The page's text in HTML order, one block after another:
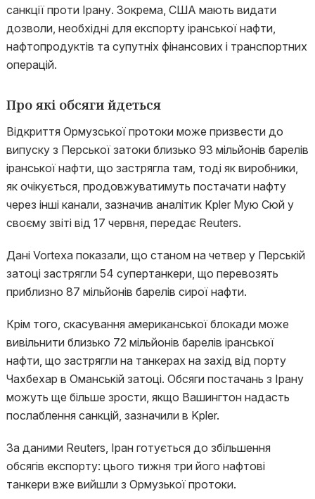
санкції проти Ірану. Зокрема, США мають видати
дозволи, необхідні для експорту іранської нафти,
нафтопродуктів та супутніх фінансових і транспортних
операцій.
Про які обсяги йдеться
Відкриття Ормузської протоки може призвести до
випуску з Перської затоки близько 93 мільйонів барелів
іранської нафти, що застрягла там, тоді як виробники,
як очікується, продовжуватимуть постачати нафту
через інші канали, зазначив аналітик Kpler Мую Сюй у
своєму звіті від 17 червня, передає Reuters.
Дані Vortexa показали, що станом на четвер у Перській
затоці застрягли 54 супертанкери, що перевозять
приблизно 87 мільйонів барелів сирої нафти.
Крім того, скасування американської блокади може
вивільнити близько 72 мільйонів барелів іранської
нафти, що застрягли на танкерах на захід від порту
Чахбехар в Оманській затоці. Обсяги постачань з Ірану
можуть ще більше зрости, якщо Вашингтон надасть
послаблення санкцій, зазначили в Kpler.
За даними Reuters, Іран готується до збільшення
обсягів експорту: цього тижня три його нафтові
танкери вже вийшли з Ормузької протоки.